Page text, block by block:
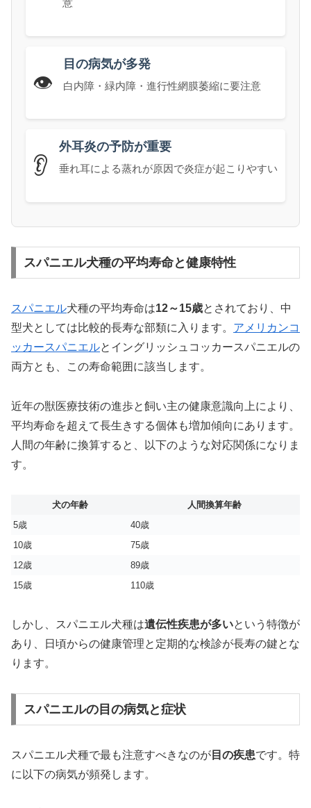
意
👁️
目の病気が多発
白内障・緑内障・進行性網膜萎縮に要注意
👂
外耳炎の予防が重要
垂れ耳による蒸れが原因で炎症が起こりやすい
スパニエル犬種の平均寿命と健康特性
スパニエル犬種の平均寿命は12～15歳とされており、中
型犬としては比較的長寿な部類に入ります。 アメリカンコ
ッカースパニエルとイングリッシュコッカースパニエルの
両方とも、この寿命範囲に該当します。
近年の獣医療技術の進歩と飼い主の健康意識向上により、
平均寿命を超えて長生きする個体も増加傾向にあります。
人間の年齢に換算すると、以下のような対応関係になりま
す。
犬の年齢
人間換算年齢
5歳
40歳
10歳
75歳
12歳
89歳
15歳
110歳
しかし、スパニエル犬種は遺伝性疾患が多いという特徴が
あり、日頃からの健康管理と定期的な検診が長寿の鍵とな
ります。
スパニエルの目の病気と症状
スパニエル犬種で最も注意すべきなのが 目の疾患です。特
に以下の病気が頻発します。